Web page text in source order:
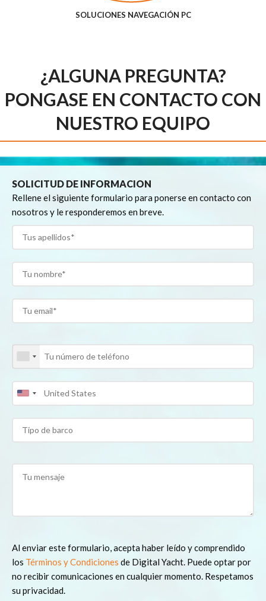
SOLUCIONES NAVEGACIÓN PC
¿ALGUNA PREGUNTA?
PONGASE EN CONTACTO CON
NUESTRO EQUIPO
SOLICITUD DE INFORMACION
Rellene el siguiente formulario para ponerse en contacto con
nosotros y le responderemos en breve.
Al enviar este formulario, acepta haber leído y comprendido
los Términos y Condiciones de Digital Yacht. Puede optar por
no recibir comunicaciones en cualquier momento. Respetamos
su privacidad.